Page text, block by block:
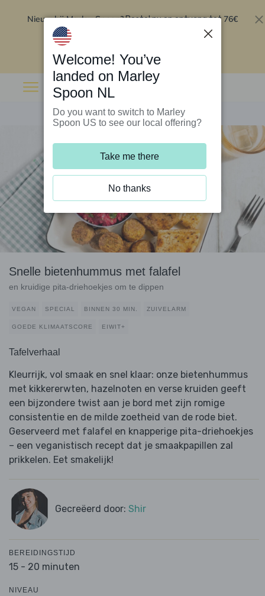
Nieuw bij Marley Spoon?Bestel nu en ontvang tot 76€
Snelle bietenhummus met falafel
en kruidige pita-driehoekjes om te dippen
VEGAN SPECIAL BINNEN 30 MIN. ZUIVELARM
GOEDE KLIMAATSCORE EIWIT+
Tafelverhaal
Kleurrijk, vol smaak en snel klaar: onze bietenhummus
met kikkererwten, hazelnoten en verse kruiden geeft
een bijzondere twist aan je bord met zijn romige
consistentie en de milde zoetheid van de rode biet.
Geserveerd met falafel en knapperige pita-driehoekjes
– een veganistisch recept dat je smaakpapillen zal
prikkelen. Eet smakelijk!
Gecreëerd door: Shir
BEREIDINGSTIJD
15 - 20 minuten
NIVEAU
Welcome! You’ve
landed on Marley
Spoon NL
Do you want to switch to Marley
Spoon US to see our local offering?
Take me there
No thanks